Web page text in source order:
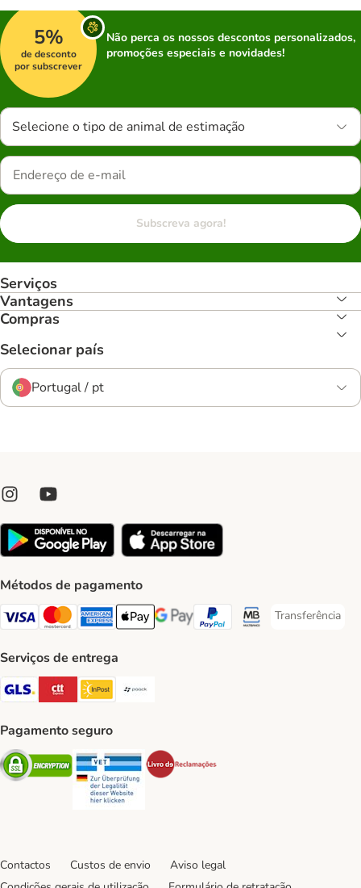
5%
de desconto
por subscrever
Não perca os nossos descontos personalizados,
promoções especiais e novidades!
Selecione o tipo de animal de estimação
Subscreva agora!
Serviços
Vantagens
Compras
Selecionar país
Portugal / pt
Métodos de pagamento
Visa Payment Method
Mastercard Payment Method
American Express Payment Method
Apple Pay Payment Method
Google Pay Payment Method
PayPal Payment Method
Multibanco Payment
Transferência
Transferência
Serviços de entrega
GLS Shipping Method
CTTExpress Shipping Method
InPost Shipping Method
Pagamento seguro
Security Security
Contactos Custos de envio
Aviso legal